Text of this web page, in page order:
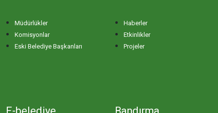
Müdürlükler
Komisyonlar
Eski Belediye Başkanları
Haberler
Etkinlikler
Projeler